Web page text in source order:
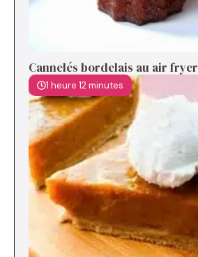
Cannelés bordelais au air fryer
1 heure 12 minutes